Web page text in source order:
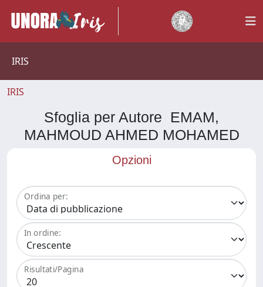
IRIS
IRIS
Sfoglia per Autore EMAM,
MAHMOUD AHMED MOHAMED
Opzioni
Ordina per:
In ordine:
Risultati/Pagina